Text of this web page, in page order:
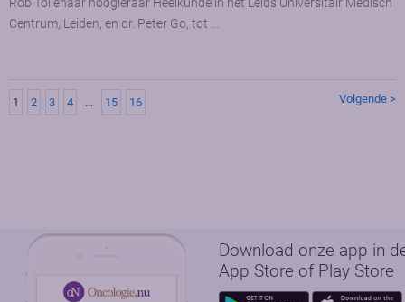
Rob Tollenaar hoogleraar Heelkunde in het Leids Universitair Medisch
Centrum, Leiden, en dr. Peter Go, tot …
1 2 3 4 … 15 16 Volgende >
Download onze app in
App Store of Play Store